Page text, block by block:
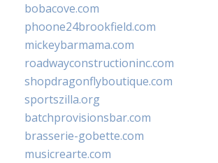
bobacove.com
phoone24brookfield.com
mickeybarmama.com
roadwayconstructioninc.com
shopdragonflyboutique.com
sportszilla.org
batchprovisionsbar.com
brasserie-gobette.com
musicrearte.com